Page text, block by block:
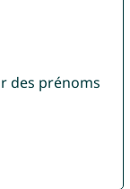
des prénoms